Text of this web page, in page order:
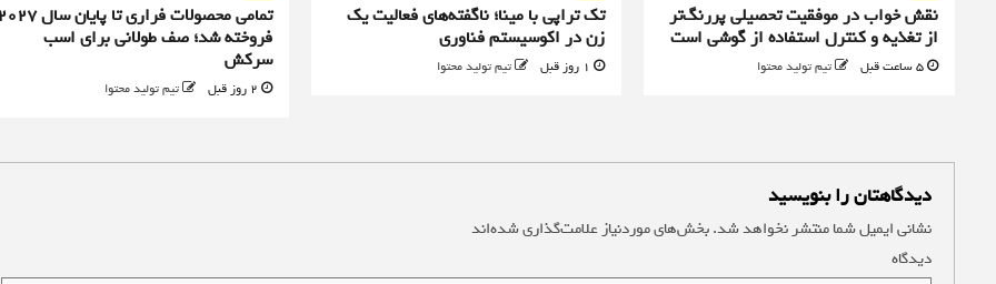
نقش خواب در موفقیت تحصیلی پررنگ‌تر
از تغذیه و کنترل استفاده از گوشی است
تیم تولید محتوا
تک تراپی با مینا؛ ناگفته‌های فعالیت یک
زن در اکوسیستم فناوری
1 روز قبل تیم تولید محتوا
تمامی محصولات فراری تا پایان
فروخته شد؛ صف طولانی برای اسب
سرکش
تیم تولید محتوا
دیدگاهتان را بنویسید
نشانی ایمیل شما منتشر نخواهد شد.بخش‌های موردنیاز علامت‌گذاری شده‌اند
دیدگاه